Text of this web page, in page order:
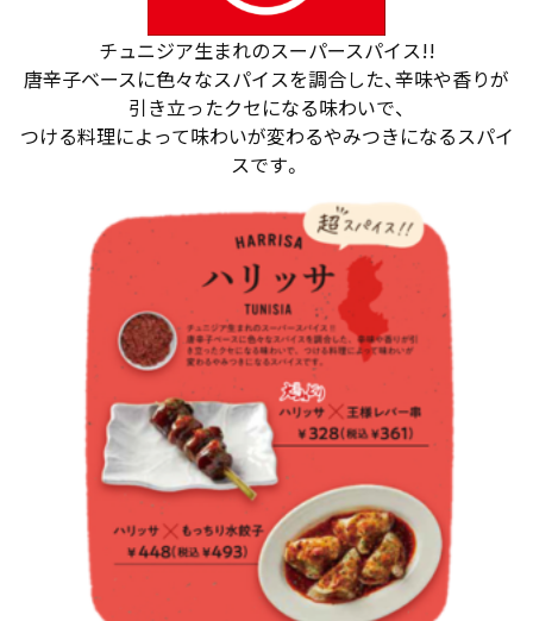
チュニジア生まれのスーパースパイス!!
唐辛子ベースに色々なスパイスを調合した、辛味や香りが
引き立ったクセになる味わいで、
つける料理によって味わいが変わるやみつきになるスパイ
スです。